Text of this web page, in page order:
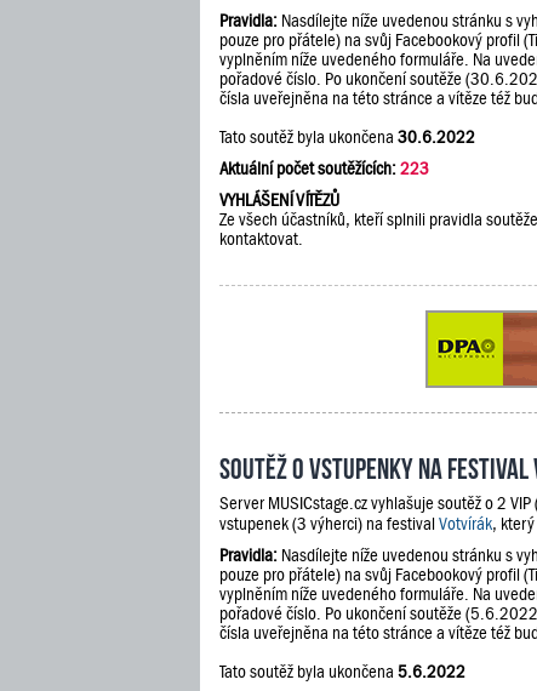
Pravidla: Nasdílejte níže uvedenou stránku s
pouze pro přátele) na svůj Facebookový profil
vyplněním níže uvedeného formuláře. Na
pořadové číslo. Po ukončení soutěže
čísla uveřejněna na této stránce a vítěze též
Tato soutěž byla ukončena 30.6.2022
Aktuální počet soutěžících:223
VYHLÁŠENÍ VÍTĚZŮ
Ze všech účastníků, kteří splnili pravidla
kontaktovat.
Soutěž o vstupenky na
Server MUSICstage.cz vyhlašuje soutěž o 2
vstupenek (3 výherci) na festivalVotvírák,
Pravidla: Nasdílejte níže uvedenou stránku s
pouze pro přátele) na svůj Facebookový profil
vyplněním níže uvedeného formuláře. Na
pořadové číslo. Po ukončení soutěže
čísla uveřejněna na této stránce a vítěze též
Tato soutěž byla ukončena 5.6.2022